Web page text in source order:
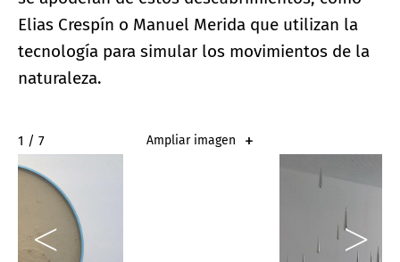
Elias Crespín o Manuel Merida que utilizan la
tecnología para simular los movimientos de la
naturaleza.
2 / 7 Ampliar imagen